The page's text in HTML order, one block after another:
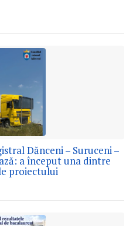
Dănceni – Suruceni –
a început una dintre
proiectului